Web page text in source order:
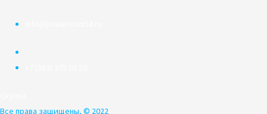
Все права защищены, © 2022